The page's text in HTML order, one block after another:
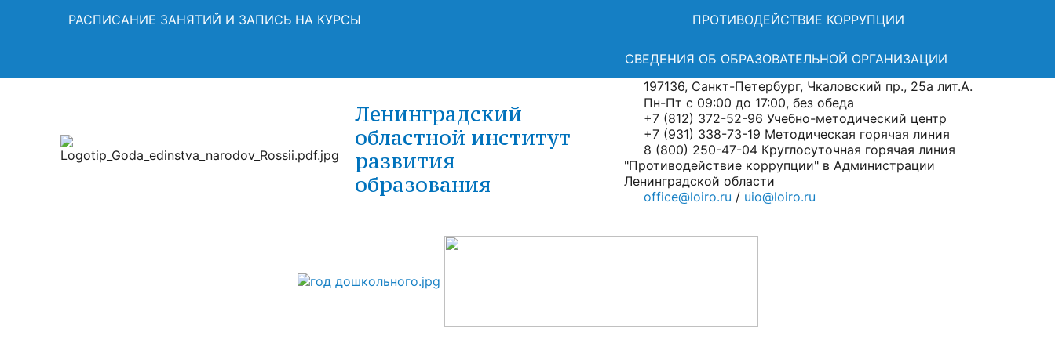
РАСПИСАНИЕ ЗАНЯТИЙ И ЗАПИСЬ НА КУРСЫ ПРОТИВОДЕЙСТВИЕ КОРРУПЦИИ
СВЕДЕНИЯ ОБ ОБРАЗОВАТЕЛЬНОЙ ОРГАНИЗАЦИИ
Ленинградский
областной институт
развития
образования
197136, Санкт-Петербург, Чкаловский пр., 25а лит.А.
Пн-Пт с 09:00 до 17:00, без обеда
+7 (812) 372-52-96 Учебно-методический центр
+7 (931) 338-73-19 Методическая горячая линия
8 (800) 250-47-04 Круглосуточная горячая линия
"Противодействие коррупции" в Администрации
Ленинградской области
office@loiro.ru / uio@loiro.ru